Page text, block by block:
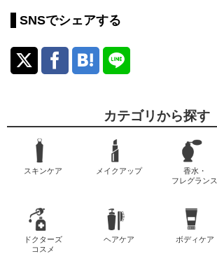
SNSでシェアする
カテゴリから探す
スキンケア メイクアップ
香水・
フレグランス
ドクターズ
コスメ
ヘアケア ボディケア